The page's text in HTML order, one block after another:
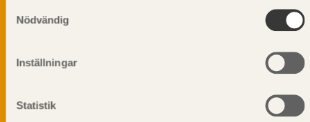
Nödvändig
Inställningar
Statistik
sågverksnärings digitala produktkatalog för att